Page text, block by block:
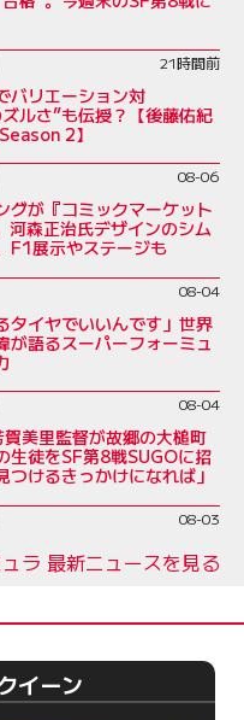
21時間前
バリエーション対
ルさ”も伝授？【後藤佑紀
2】
08-06
グが『コミックマーケット
河森正治氏デザインのシム
F1展示やステージも
08-04
タイヤでいいんです」世界
が語るスーパーフォーミュ
08-04
美里監督が故郷の大槌町
生徒をSF第8戦SUGOに招
つけるきっかけになれば」
08-03
ラ 最新ニュースを見る
イーン